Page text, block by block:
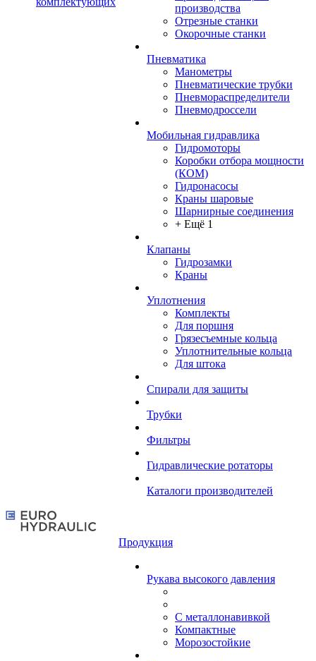
производства
Отрезные станки
Окорочные станки
Пневматика
Манометры
Пневматические трубки
Пневмораспределители
Пневмодроссели
Мобильная гидравлика
Гидромоторы
Коробки отбора мощности
(КОМ)
Гидронасосы
Краны шаровые
Шарнирные соединения
+ Ещё 1
Клапаны
Гидрозамки
Краны
Уплотнения
Комплекты
Для поршня
Грязесъемные кольца
Уплотнительные кольца
Для штока
Спирали для защиты
Трубки
Фильтры
Гидравлические ротаторы
Каталоги производителей
Продукция
Рукава высокого давления
С металлонавивкой
Компактные
Морозостойкие